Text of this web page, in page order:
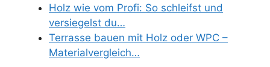
Holz wie vom Profi: So schleifst und
versiegelst du…
Terrasse bauen mit Holz oder WPC –
Materialvergleich…